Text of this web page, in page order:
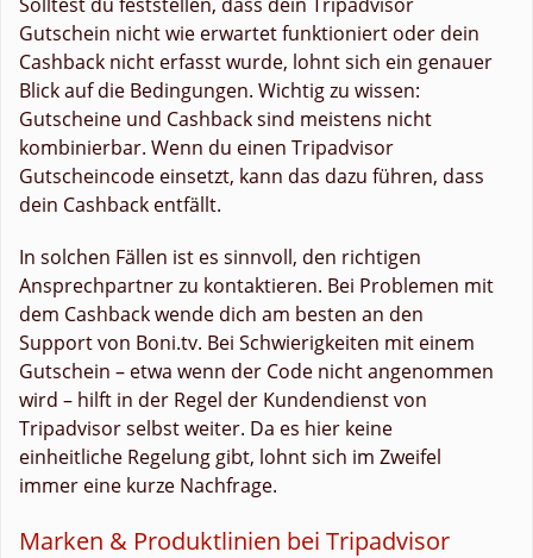
Gutschein nicht wie erwartet funktioniert oder dein
Cashback nicht erfasst wurde, lohnt sich ein genauer
Blick auf die Bedingungen. Wichtig zu wissen:
Gutscheine und Cashback sind meistens nicht
kombinierbar. Wenn du einen Tripadvisor
Gutscheincode einsetzt, kann das dazu führen, dass
dein Cashback entfällt.
In solchen Fällen ist es sinnvoll, den richtigen
Ansprechpartner zu kontaktieren. Bei Problemen mit
dem Cashback wende dich am besten an den
Support von Boni.tv. Bei Schwierigkeiten mit einem
Gutschein – etwa wenn der Code nicht angenommen
wird – hilft in der Regel der Kundendienst von
Tripadvisor selbst weiter. Da es hier keine
einheitliche Regelung gibt, lohnt sich im Zweifel
immer eine kurze Nachfrage.
Marken & Produktlinien bei Tripadvisor